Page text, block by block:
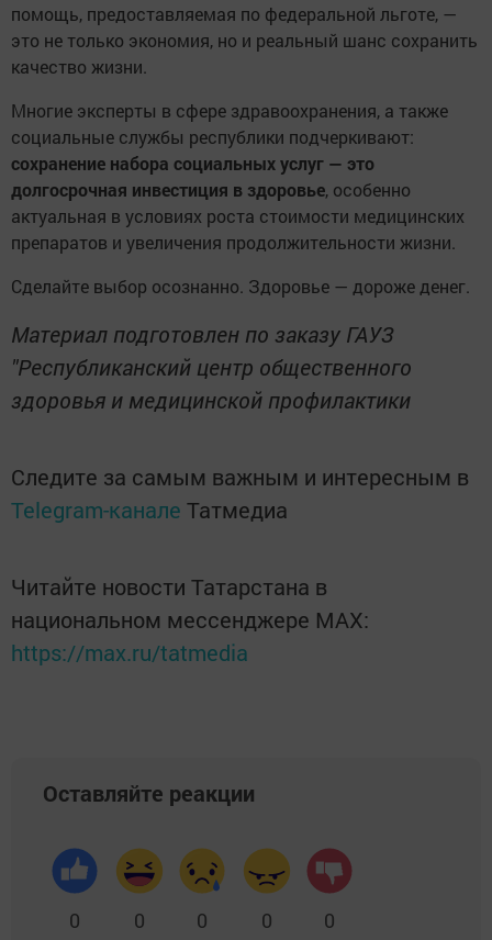
помощь, предоставляемая по федеральной льготе, —
это не только экономия, но и реальный шанс сохранить
качество жизни.
Многие эксперты в сфере здравоохранения, а также
социальные службы республики подчеркивают:
сохранение набора социальных услуг — это
долгосрочная инвестиция в здоровье, особенно
актуальная в условиях роста стоимости медицинских
препаратов и увеличения продолжительности жизни.
Сделайте выбор осознанно. Здоровье — дороже денег.
Материал подготовлен по заказу ГАУЗ
"Республиканский центр общественного
здоровья и медицинской профилактики
Следите за самым важным и интересным в
Telegram-канале Татмедиа
Читайте новости Татарстана в
национальном мессенджере MАХ:
https://max.ru/tatmedia
Оставляйте реакции
0 0 0 0 0